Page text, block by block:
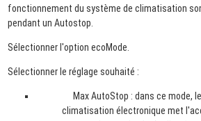
fonctionnement du système de climatisation
pendant un Autostop.
Sélectionner l'option ecoMode.
Sélectionner le réglage souhaité :
Max AutoStop : dans ce mode,
climatisation électronique met